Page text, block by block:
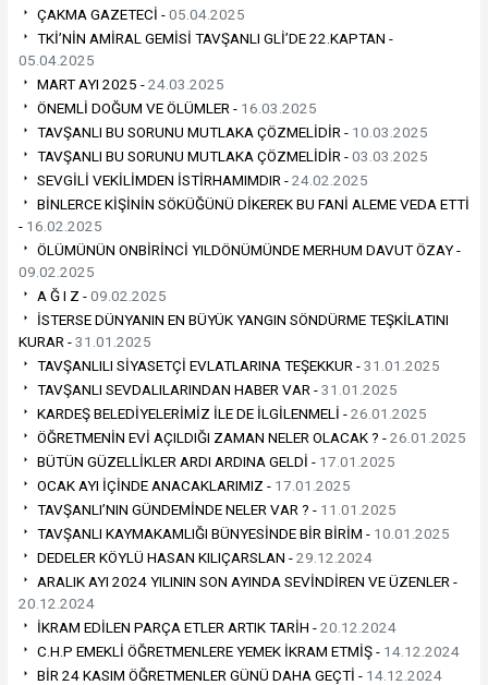
ÇAKMA GAZETECİ -05.04.2025
TKİ’NİN AMİRAL GEMİSİ TAVŞANLI GLİ’DE 22.KAPTAN -
05.04.2025
MART AYI 2025 -24.03.2025
ÖNEMLİ DOĞUM VE ÖLÜMLER - 16.03.2025
TAVŞANLI BU SORUNU MUTLAKA ÇÖZMELİDİR - 10.03.2025
TAVŞANLI BU SORUNU MUTLAKA ÇÖZMELİDİR -03.03.2025
SEVGİLİ VEKİLİMDEN İSTİRHAMIMDIR -24.02.2025
BİNLERCE KİŞİNİN SÖKÜĞÜNÜ DİKEREK BU FANİ ALEME VEDA ETTİ
- 16.02.2025
ÖLÜMÜNÜN ONBİRİNCİ YILDÖNÜMÜNDE MERHUM DAVUT ÖZAY -
09.02.2025
A Ğ I Z -09.02.2025
İSTERSE DÜNYANIN EN BÜYÜK YANGIN SÖNDÜRME TEŞKİLATINI
KURAR -31.01.2025
TAVŞANLILI SİYASETÇİ EVLATLARINA TEŞEKKUR -31.01.2025
TAVŞANLI SEVDALILARINDAN HABER VAR -31.01.2025
KARDEŞ BELEDİYELERİMİZ İLE DE İLGİLENMELİ -26.01.2025
ÖĞRETMENİN EVİ AÇILDIĞI ZAMAN NELER OLACAK ? -26.01.2025
BÜTÜN GÜZELLİKLER ARDI ARDINA GELDİ - 17.01.2025
OCAK AYI İÇİNDE ANACAKLARIMIZ - 17.01.2025
TAVŞANLI’NIN GÜNDEMİNDE NELER VAR ? - 11.01.2025
TAVŞANLI KAYMAKAMLIĞI BÜNYESİNDE BİR BİRİM - 10.01.2025
DEDELER KÖYLÜ HASAN KILIÇARSLAN -29.12.2024
ARALIK AYI 2024 YILININ SON AYINDA SEVİNDİREN VE ÜZENLER -
20.12.2024
İKRAM EDİLEN PARÇA ETLER ARTIK TARİH -20.12.2024
C.H.P EMEKLİ ÖĞRETMENLERE YEMEK İKRAM ETMİŞ - 14.12.2024
BİR 24 KASIM ÖĞRETMENLER GÜNÜ DAHA GEÇTİ - 14.12.2024